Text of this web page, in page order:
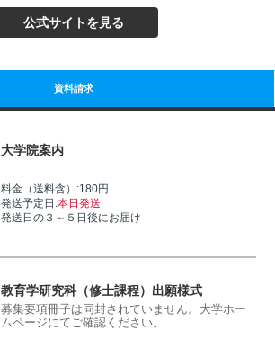
公式サイトを見る
資料請求
大学院案内
料金（送料含）:180円
発送予定日:本日発送
発送日の３～５日後にお届け
教育学研究科（修士課程）出願様式
募集要項冊子は同封されていません。大学ホー
ムページにてご確認ください。